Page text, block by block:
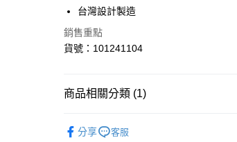
ATM付款
每筆NT$60，滿NT$1,000(含以上)免運費
【付款後7-11取貨】急件勿使用超取
台灣設計製造
銷售重點
貨號：101241104
商品相關分類 (1)
分享
客服